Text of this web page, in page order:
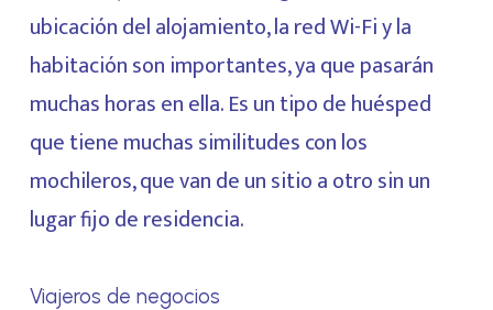
ubicación del alojamiento, la red Wi-Fi y la
habitación son importantes, ya que pasarán
muchas horas en ella. Es un tipo de huésped
que tiene muchas similitudes con los
mochileros, que van de un sitio a otro sin un
lugar fijo de residencia.
Viajeros de negocios